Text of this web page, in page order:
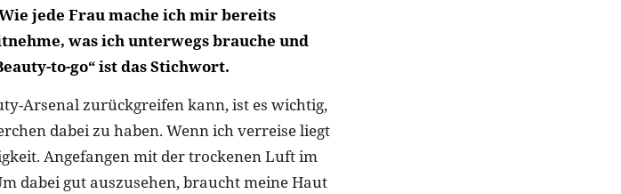
jede Frau mache ich mir bereits
was ich unterwegs brauche und
to-go“ ist das Stichwort.
Arsenal zurückgreifen kann, ist es wichtig,
dabei zu haben. Wenn ich verreise liegt
Angefangen mit der trockenen Luft im
dabei gut auszusehen, braucht meine Haut